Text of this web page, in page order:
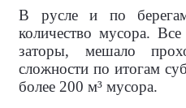
В русле и по
количество мусора.
заторы, мешало
сложности по итогам
более 200 м³ мусора.